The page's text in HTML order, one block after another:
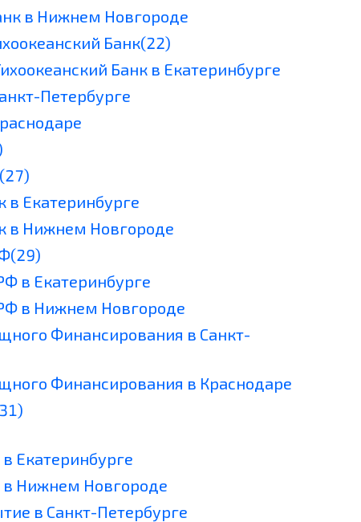
в Нижнем Новгороде
Банк(22)
Банк в Екатеринбурге
Петербурге
в Екатеринбурге
в Нижнем Новгороде
в Екатеринбурге
в Нижнем Новгороде
Финансирования в Санкт-
Финансирования в Краснодаре
Екатеринбурге
в Нижнем Новгороде
в Санкт-Петербурге